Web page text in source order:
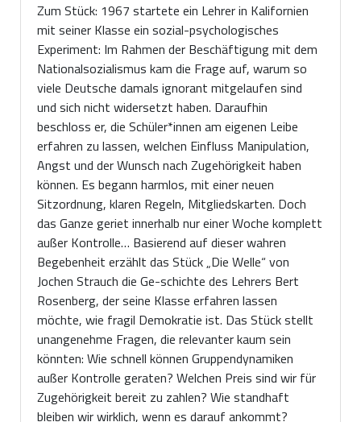
Zum Stück: 1967 startete ein Lehrer in Kalifornien
mit seiner Klasse ein sozial-psychologisches
Experiment: Im Rahmen der Beschäftigung mit dem
Nationalsozialismus kam die Frage auf, warum so
viele Deutsche damals ignorant mitgelaufen sind
und sich nicht widersetzt haben. Daraufhin
beschloss er, die Schüler*innen am eigenen Leibe
erfahren zu lassen, welchen Einfluss Manipulation,
Angst und der Wunsch nach Zugehörigkeit haben
können. Es begann harmlos, mit einer neuen
Sitzordnung, klaren Regeln, Mitgliedskarten. Doch
das Ganze geriet innerhalb nur einer Woche komplett
außer Kontrolle… Basierend auf dieser wahren
Begebenheit erzählt das Stück „Die Welle“ von
Jochen Strauch die Ge-schichte des Lehrers Bert
Rosenberg, der seine Klasse erfahren lassen
möchte, wie fragil Demokratie ist. Das Stück stellt
unangenehme Fragen, die relevanter kaum sein
könnten: Wie schnell können Gruppendynamiken
außer Kontrolle geraten? Welchen Preis sind wir für
Zugehörigkeit bereit zu zahlen? Wie standhaft
bleiben wir wirklich, wenn es darauf ankommt?